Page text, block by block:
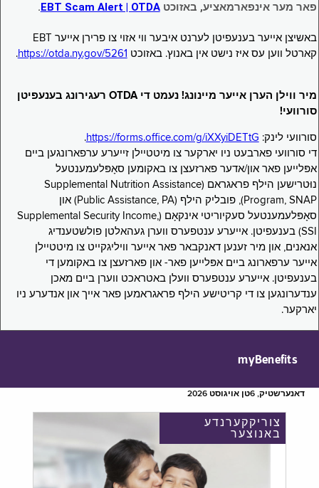
פאר מער אינפארמאציע, באזוכטEBT Scam Alert | OTDA
.
באשיצן אייער בענעפיטן לערנט איבער ווי אזוי צו פרירן אייער EBT
קארטל ווען עס איז נישט אין באנוץ. באזוכט https://otda.ny.gov/5261
.
מיר ווילן הערן אייער מיינונג! נעמט די OTDA רעגירונג בענעפיטן
סורוועי!
סורוועי לינק: https://forms.office.com/g/iXXyiDETtG
.
די סורוועי פארבעט ניו יארקער צו מיטטיילן זייערע ערפארונגען ביים
אפּלייען פאר און/אדער פארזעצן צו באקומען סאָפּלעמענטעל
נוּטרישען הילף פראגראם (Supplemental Nutrition Assistance
Program, SNAP), פובליק הילף (Public Assistance, PA) און
סאָפּלעמענטעל סעקיוריטי אינקאָם (Supplemental Security Income,
SSI) בענעפיטן. אייערע ענטפערס ווערן געהאלטן פולשטענדיג
אנאנים, און מיר זענען דאנקבאר פאר אייער וויליגקייט צו מיטטיילן
אייער ערפארונג ביים אפּלייען פאר- און פארזעצן צו באקומען די
בענעפיטן. אייערע ענטפערס וועלן באטראכט ווערן ביים מאכן
ענדערונגען צו די קריטישע הילף פראגראמען פאר אייך און אנדערע ניו
יארקער.
myBenefits
דאנערשטיק, 6טן אויגוסט 2026
צוריקקערנדע
באנוצער